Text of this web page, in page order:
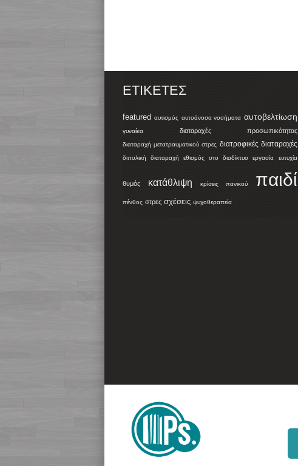
ΕΤΙΚΈΤΕΣ
featured αυτισμός αυτοάνοσα νοσήματα αυτοβελτίωση
γυναίκα διαταραχές προσωπικότητας
διαταραχή μετατραυματικού στρες διατροφικές διαταραχές
διπολική διαταραχή εθισμός στο διαδίκτυο εργασία ευτυχία
θυμός κατάθλιψη κρίσεις πανικού παιδί
πένθος στρες σχέσεις ψυχοθεραπεία